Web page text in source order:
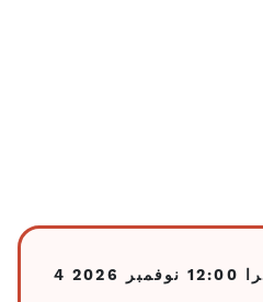
4 نوفمبر 2026